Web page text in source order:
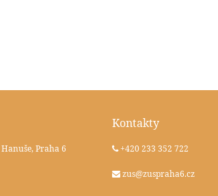
Praha 6
Kontakty
+420 233 352 722
zus@zuspraha6.cz